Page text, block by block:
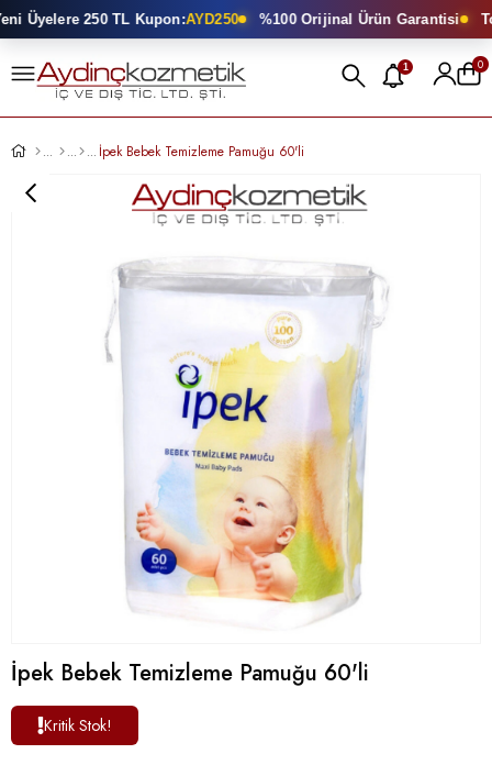
Üyelere 250 TL Kupon:AYD250 %100 Orijinal Ürün Garantisi
1 0
İpek Bebek Temizleme Pamuğu 60'li
İpek Bebek Temizleme Pamuğu 60'li
Kritik Stok!